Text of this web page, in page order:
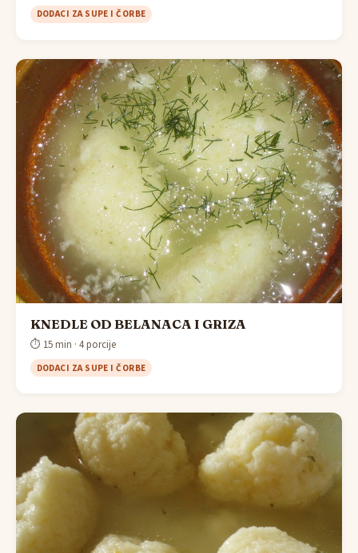
DODACI ZA SUPE I ČORBE
KNEDLE OD BELANACA I GRIZA
⏱ 15 min · 4 porcije
DODACI ZA SUPE I ČORBE